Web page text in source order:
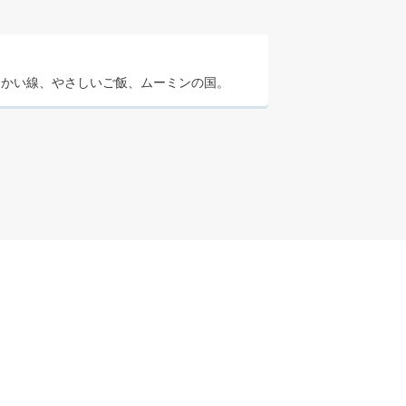
い線、やさしいご飯、ムーミンの国。